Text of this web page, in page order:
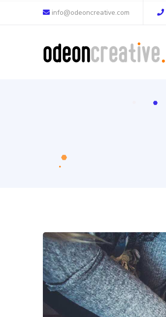
info@odeoncreative.com